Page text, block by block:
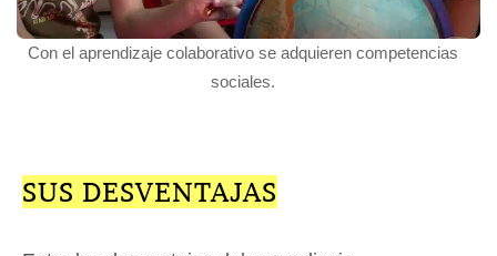
Con el aprendizaje colaborativo se adquieren competencias
sociales.
SUS DESVENTAJAS